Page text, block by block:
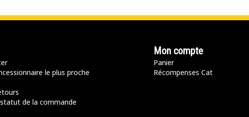
le plus proche
de la commande
Mon compte
Panier
Récompenses Cat